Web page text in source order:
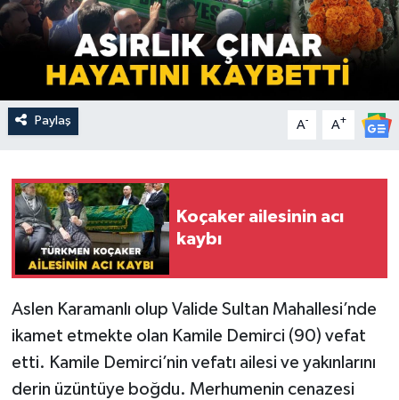
Paylaş A- A+
Koçaker ailesinin acı
kaybı
Aslen Karamanlı olup Valide Sultan Mahallesi’nde
ikamet etmekte olan Kamile Demirci (90) vefat
etti. Kamile Demirci’nin vefatı ailesi ve yakınlarını
derin üzüntüye boğdu. Merhumenin cenazesi